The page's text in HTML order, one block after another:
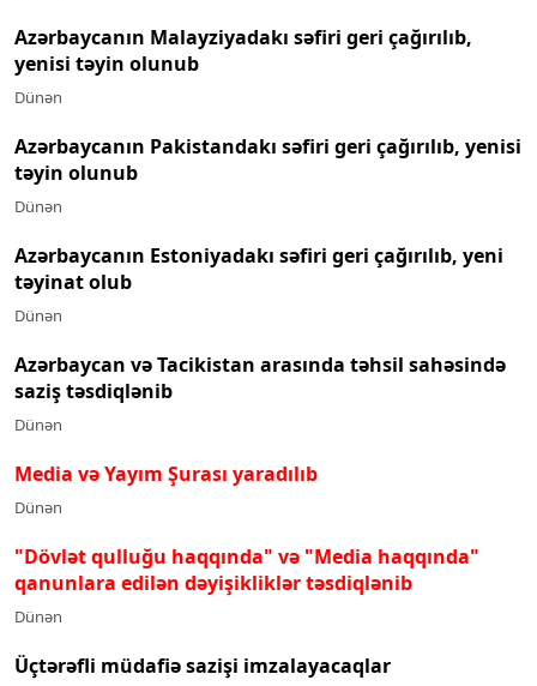
Azərbaycanın Malayziyadakı səfiri geri çağırılıb,
yenisi təyin olunub
Dünən
Azərbaycanın Pakistandakı səfiri geri çağırılıb, yenisi
təyin olunub
Dünən
Azərbaycanın Estoniyadakı səfiri geri çağırılıb, yeni
təyinat olub
Dünən
Azərbaycan və Tacikistan arasında təhsil sahəsində
saziş təsdiqlənib
Dünən
Media və Yayım Şurası yaradılıb
Dünən
"Dövlət qulluğu haqqında" və "Media haqqında"
qanunlara edilən dəyişikliklər təsdiqlənib
Dünən
Üçtərəfli müdafiə sazişi imzalayacaqlar